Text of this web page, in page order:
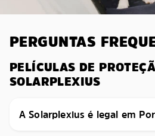
PERGUNTAS
PELÍCULAS DE
SOLARPLEXIUS
A Solarplexius é legal em